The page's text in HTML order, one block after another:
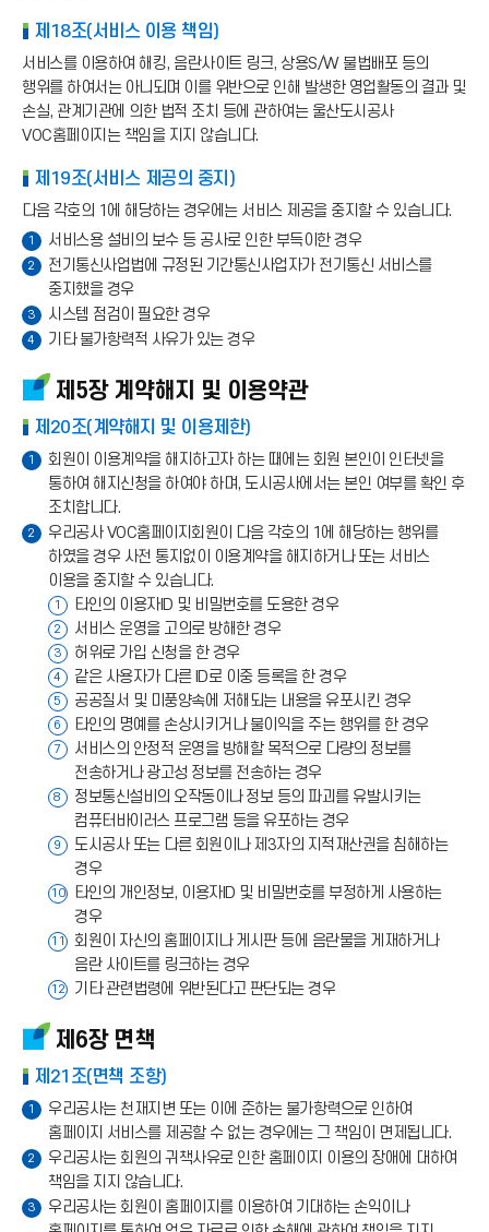
제18조(서비스 이용 책임)
서비스를 이용하여 해킹, 음란사이트 링크, 상용S/W 불법배포 등의
행위를 하여서는 아니되며 이를 위반으로 인해 발생한 영업활동의 결과 및
손실, 관계기관에 의한 법적 조치 등에 관하여는 울산도시공사
VOC홈페이지는 책임을 지지 않습니다.
제19조(서비스 제공의 중지)
다음 각호의 1에 해당하는 경우에는 서비스 제공을 중지할 수 있습니다.
1 서비스용 설비의 보수 등 공사로 인한 부득이한 경우
2
전기통신사업법에 규정된 기간통신사업자가 전기통신 서비스를
중지했을 경우
3 시스템 점검이 필요한 경우
4 기타 불가항력적 사유가 있는 경우
제5장 계약해지 및 이용약관
제20조(계약해지 및 이용제한)
1
회원이 이용계약을 해지하고자 하는 때에는 회원 본인이 인터넷을
통하여 해지신청을 하여야 하며, 도시공사에서는 본인 여부를 확인 후
조치합니다.
2
우리공사 VOC홈페이지회원이 다음 각호의 1에 해당하는 행위를
하였을 경우 사전 통지없이 이용계약을 해지하거나 또는 서비스
이용을 중지할 수 있습니다.
1 타인의 이용자ID 및 비밀번호를 도용한 경우
2 서비스 운영을 고의로 방해한 경우
3 허위로 가입 신청을 한 경우
4 같은 사용자가 다른 ID로 이중 등록을 한 경우
5 공공질서 및 미풍양속에 저해되는 내용을 유포시킨 경우
6 타인의 명예를 손상시키거나 불이익을 주는 행위를 한 경우
7
서비스의 안정적 운영을 방해할 목적으로 다량의 정보를
전송하거나 광고성 정보를 전송하는 경우
8
정보통신설비의 오작동이나 정보 등의 파괴를 유발시키는
컴퓨터바이러스 프로그램 등을 유포하는 경우
9
도시공사 또는 다른 회원이나 제3자의 지적재산권을 침해하는
경우
10
타인의 개인정보, 이용자ID 및 비밀번호를 부정하게 사용하는
경우
11
회원이 자신의 홈페이지나 게시판 등에 음란물을 게재하거나
음란 사이트를 링크하는 경우
12 기타 관련법령에 위반된다고 판단되는 경우
제6장 면책
제21조(면책 조항)
1
우리공사는 천재지변 또는 이에 준하는 불가항력으로 인하여
홈페이지 서비스를 제공할 수 없는 경우에는 그 책임이 면제됩니다.
2
우리공사는 회원의 귀책사유로 인한 홈페이지 이용의 장애에 대하여
책임을 지지 않습니다.
3
우리공사는 회원이 홈페이지를 이용하여 기대하는 손익이나